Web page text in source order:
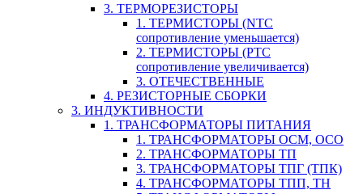
3. ТЕРМОРЕЗИСТОРЫ
1. ТЕРМИСТОРЫ (NTC
сопротивление уменьшается)
2. ТЕРМИСТОРЫ (PTC
сопротивление увеличивается)
3. ОТЕЧЕСТВЕННЫЕ
4. РЕЗИСТОРНЫЕ СБОРКИ
3. ИНДУКТИВНОСТИ
1. ТРАНСФОРМАТОРЫ ПИТАНИЯ
1. ТРАНСФОРМАТОРЫ ОСМ, ОСО
2. ТРАНСФОРМАТОРЫ ТП
3. ТРАНСФОРМАТОРЫ ТПГ (ТПК)
4. ТРАНСФОРМАТОРЫ ТПП, ТН